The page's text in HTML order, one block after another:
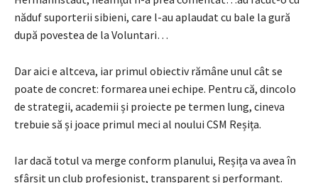
năduf suporterii sibieni, care l-au aplaudat cu bale la gură
după povestea de la Voluntari…
Dar aici e altceva, iar primul obiectiv rămâne unul cât se
poate de concret: formarea unei echipe. Pentru că, dincolo
de strategii, academii și proiecte pe termen lung, cineva
trebuie să și joace primul meci al noului CSM Reșița.
Iar dacă totul va merge conform planului, Reșița va avea în
sfârșit un club profesionist, transparent și performant.